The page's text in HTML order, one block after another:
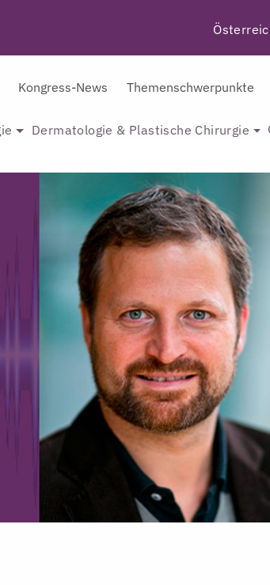
Kongress-News Themenschwerpunkte
Dermatologie & Plastische Chirurgie